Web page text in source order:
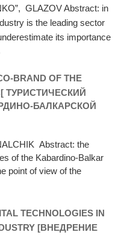
GLAZOV Abstract: in
is the leading sector
its importance
BRAND OF THE
ТУРИСТИЧЕСКИЙ
БАЛКАРСКОЙ
Abstract: the
of the Kabardino-Balkar
point of view of the
TECHNOLOGIES IN
[ВНЕДРЕНИЕ